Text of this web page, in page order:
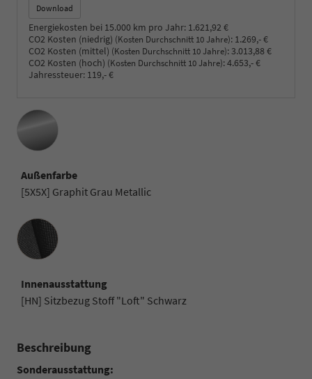
Download
Energiekosten bei 15.000 km pro Jahr: 1.621,92 €
CO2 Kosten (niedrig) (Kosten Durchschnitt 10 Jahre): 1.269,- €
CO2 Kosten (mittel) (Kosten Durchschnitt 10 Jahre):3.013,88 €
CO2 Kosten (hoch) (Kosten Durchschnitt 10 Jahre):4.653,- €
Jahressteuer: 119,- €
Außenfarbe
[5X5X] Graphit Grau Metallic
Innenausstattung
Innenausstattung
[HN] Sitzbezug Stoff "Loft" Schwarz
Beschreibung
Sonderausstattung: